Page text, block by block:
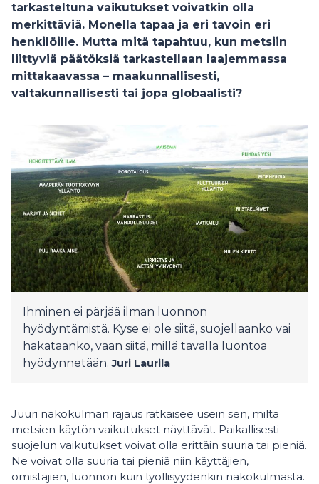
tarkasteltuna vaikutukset voivatkin olla
merkittäviä. Monella tapaa ja eri tavoin eri
henkilöille. Mutta mitä tapahtuu, kun metsiin
liittyviä päätöksiä tarkastellaan laajemmassa
mittakaavassa – maakunnallisesti,
valtakunnallisesti tai jopa globaalisti?
Ihminen ei pärjää ilman luonnon
hyödyntämistä. Kyse ei ole siitä, suojellaanko vai
hakataanko, vaan siitä, millä tavalla luontoa
hyödynnetään. Juri Laurila
Juuri näkökulman rajaus ratkaisee usein sen, miltä
metsien käytön vaikutukset näyttävät. Paikallisesti
suojelun vaikutukset voivat olla erittäin suuria tai pieniä.
Ne voivat olla suuria tai pieniä niin käyttäjien,
omistajien, luonnon kuin työllisyydenkin näkökulmasta.